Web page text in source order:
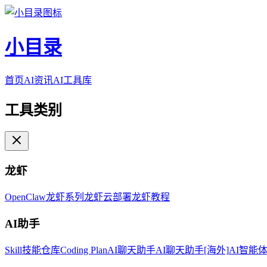
小目录
首页AI资讯AI工具库
工具类别
龙虾
OpenClaw龙虾系列 龙虾云部署龙虾教程
AI助手
Skill技能仓库Coding PlanAI聊天助手AI聊天助手[海外]AI智能体